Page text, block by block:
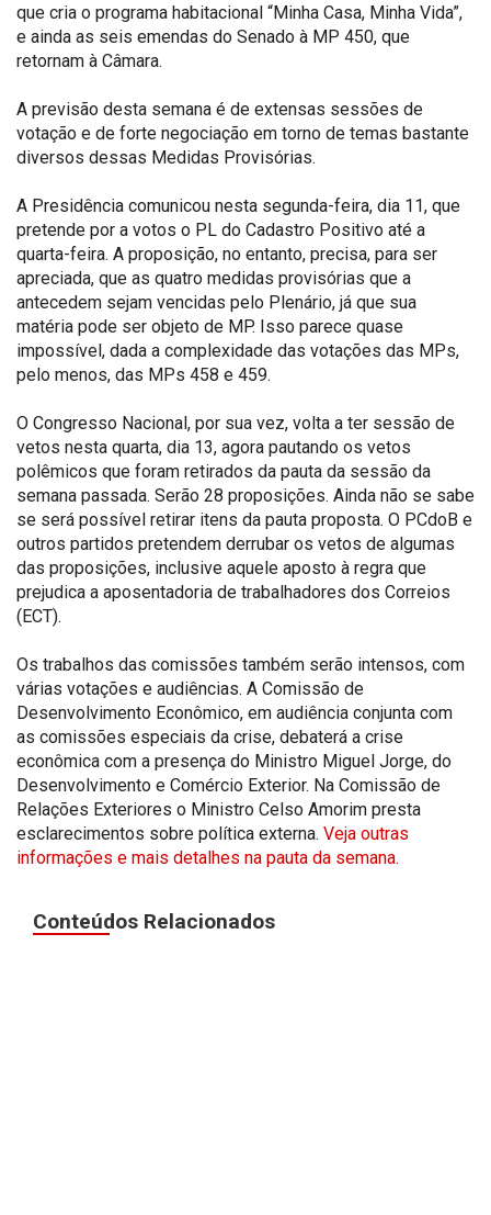
que cria o programa habitacional “Minha Casa, Minha Vida”,
e ainda as seis emendas do Senado à MP 450, que
retornam à Câmara.
A previsão desta semana é de extensas sessões de
votação e de forte negociação em torno de temas bastante
diversos dessas Medidas Provisórias.
A Presidência comunicou nesta segunda-feira, dia 11, que
pretende por a votos o PL do Cadastro Positivo até a
quarta-feira. A proposição, no entanto, precisa, para ser
apreciada, que as quatro medidas provisórias que a
antecedem sejam vencidas pelo Plenário, já que sua
matéria pode ser objeto de MP. Isso parece quase
impossível, dada a complexidade das votações das MPs,
pelo menos, das MPs 458 e 459.
O Congresso Nacional, por sua vez, volta a ter sessão de
vetos nesta quarta, dia 13, agora pautando os vetos
polêmicos que foram retirados da pauta da sessão da
semana passada. Serão 28 proposições. Ainda não se sabe
se será possível retirar itens da pauta proposta. O PCdoB e
outros partidos pretendem derrubar os vetos de algumas
das proposições, inclusive aquele aposto à regra que
prejudica a aposentadoria de trabalhadores dos Correios
(ECT).
Os trabalhos das comissões também serão intensos, com
várias votações e audiências. A Comissão de
Desenvolvimento Econômico, em audiência conjunta com
as comissões especiais da crise, debaterá a crise
econômica com a presença do Ministro Miguel Jorge, do
Desenvolvimento e Comércio Exterior. Na Comissão de
Relações Exteriores o Ministro Celso Amorim presta
esclarecimentos sobre política externa. Veja outras
informações e mais detalhes na pauta da semana.
Conteúdos Relacionados